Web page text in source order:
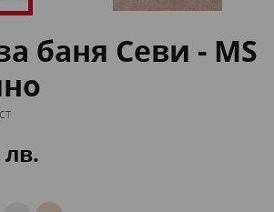
баня Севи - MS
лв.